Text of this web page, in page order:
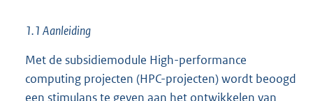
1.1 Aanleiding
Met de subsidiemodule High-performance
computing projecten (HPC-projecten) wordt beoogd
een stimulans te geven aan het ontwikkelen van